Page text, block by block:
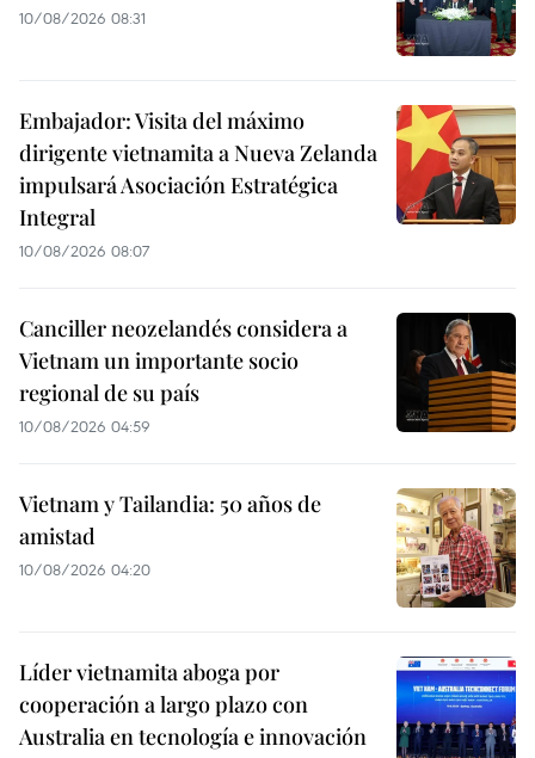
10/08/2026 08:31
Embajador: Visita del máximo
dirigente vietnamita a Nueva Zelanda
impulsará Asociación Estratégica
Integral
10/08/2026 08:07
Canciller neozelandés considera a
Vietnam un importante socio
regional de su país
10/08/2026 04:59
Vietnam y Tailandia: 50 años de
amistad
10/08/2026 04:20
Líder vietnamita aboga por
cooperación a largo plazo con
Australia en tecnología e innovación